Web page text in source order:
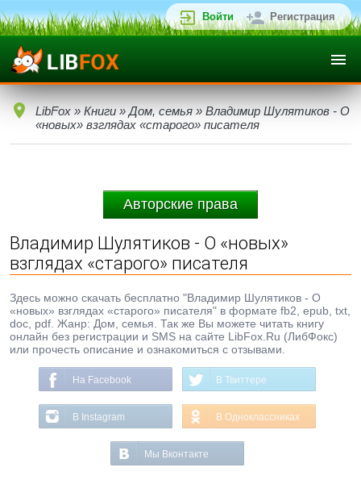
Войти Регистрация
LibFox » Книги » Дом, семья » Владимир Шулятиков - О
«новых» взглядах «старого» писателя
Авторские права
Владимир Шулятиков - О «новых»
взглядах «старого» писателя
Здесь можно скачать бесплатно "Владимир Шулятиков - О
«новых» взглядах «старого» писателя" в формате fb2, epub, txt,
doc, pdf. Жанр: Дом, семья. Так же Вы можете читать книгу
онлайн без регистрации и SMS на сайте LibFox.Ru (ЛибФокс)
или прочесть описание и ознакомиться с отзывами.
На Facebook В Твиттере
В Instagram В Одноклассниках
Мы Вконтакте